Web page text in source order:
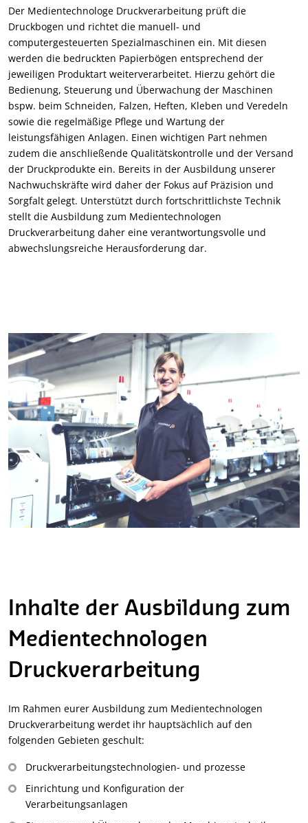
Der Medientechnologe Druckverarbeitung prüft die
Druckbogen und richtet die manuell- und
computergesteuerten Spezialmaschinen ein. Mit diesen
werden die bedruckten Papierbögen entsprechend der
jeweiligen Produktart weiterverarbeitet. Hierzu gehört die
Bedienung, Steuerung und Überwachung der Maschinen
bspw. beim Schneiden, Falzen, Heften, Kleben und Veredeln
sowie die regelmäßige Pflege und Wartung der
leistungsfähigen Anlagen. Einen wichtigen Part nehmen
zudem die anschließende Qualitätskontrolle und der Versand
der Druckprodukte ein. Bereits in der Ausbildung unserer
Nachwuchskräfte wird daher der Fokus auf Präzision und
Sorgfalt gelegt. Unterstützt durch fortschrittlichste Technik
stellt die Ausbildung zum Medientechnologen
Druckverarbeitung daher eine verantwortungsvolle und
abwechslungsreiche Herausforderung dar.
Inhalte der Ausbildung zum
Medientechnologen
Druckverarbeitung
Im Rahmen eurer Ausbildung zum Medientechnologen
Druckverarbeitung werdet ihr hauptsächlich auf den
folgenden Gebieten geschult:
Druckverarbeitungstechnologien- und prozesse
Einrichtung und Konfiguration der
Verarbeitungsanlagen